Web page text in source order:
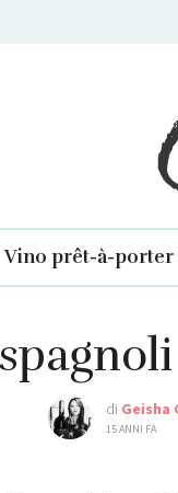
Vino prêt-à-porter
di Geisha
15 ANNI FA